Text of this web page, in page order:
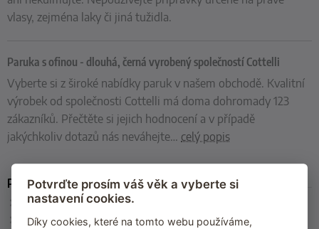
vlasy, zejména laky či jiná tužidla.
Paruka s ofinou - dlouhá, černá vyrobený společností Cottelli
Vyberte si z široké nabídky paruk v našem obchodě. Kvalitní
výrobek od společnosti Cottelli má doma dohromady 123
zákazníků. Přečtěte si jejich hodnocení a v případě
jakýchkoliv dotazů nás neváhejte… celý popis
Parametry
Velikost: univerzální, délka cca 50 cm
Barva : černá
Potvrďte prosím váš věk a vyberte si
nastavení cookies.
Díky cookies, které na tomto webu používáme,